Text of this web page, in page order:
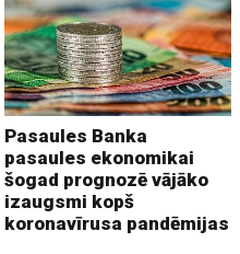
Pasaules Banka
pasaules ekonomikai
šogad prognozē vājāko
izaugsmi kopš
koronavīrusa pandēmijas